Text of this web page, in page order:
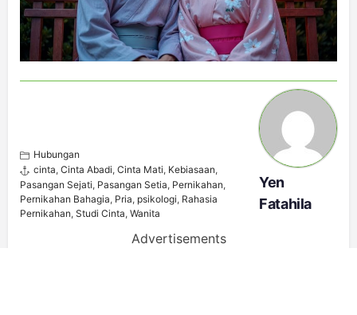
Hubungan
cinta, Cinta Abadi, Cinta Mati, Kebiasaan,
Pasangan Sejati, Pasangan Setia, Pernikahan,
Pernikahan Bahagia, Pria, psikologi, Rahasia
Pernikahan, Studi Cinta, Wanita
Yen
Fatahila
Advertisements